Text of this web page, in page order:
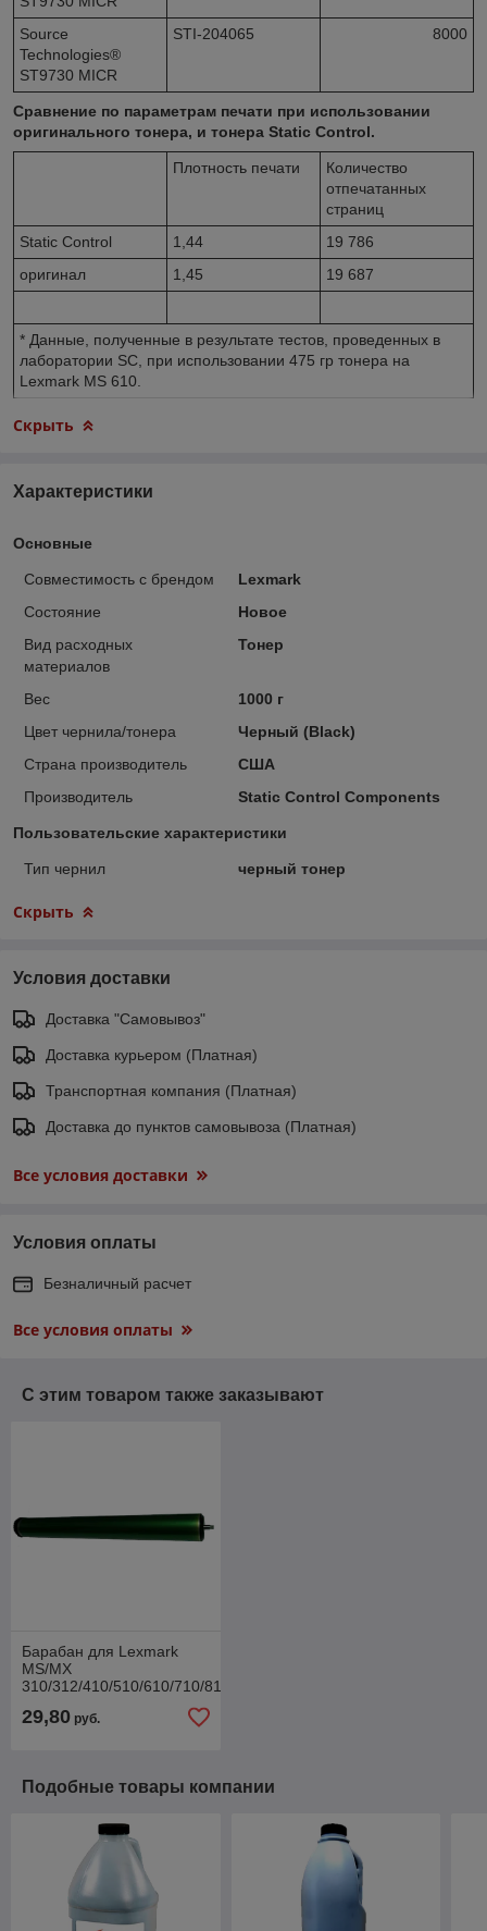
Source
Technologies®
ST9730 MICR
STI-204065 8000
Сравнение по параметрам печати при использовании
оригинального тонера, и тонера Static Control.
Плотность печати
Количество
отпечатанных
страниц
Static Control
1,44
19 786
оригинал
1,45 19 687
* Данные, полученные в результате тестов, проведенных в
лаборатории SC, при использовании 475 гр тонера на
Lexmark MS 610.
Скрыть
Характеристики
Основные
Совместимость с брендом
Lexmark
Состояние
Новое
Вид расходных
материалов
Тонер
Вес
1000 г
Цвет чернила/тонера
Черный (Black)
Страна производитель
США
Производитель
Static Control Components
Пользовательские характеристики
Тип чернил черный тонер
Скрыть
Условия доставки
Доставка "Самовывоз"
Доставка курьером (Платная)
Транспортная компания (Платная)
Доставка до пунктов самовывоза (Платная)
Все условия доставки
Условия оплаты
Безналичный расчет
Все условия оплаты
С этим товаром также заказывают
Барабан для Lexmark
MS/MX
310/312/410/510/610/710/810
29,80 руб.
Подобные товары компании